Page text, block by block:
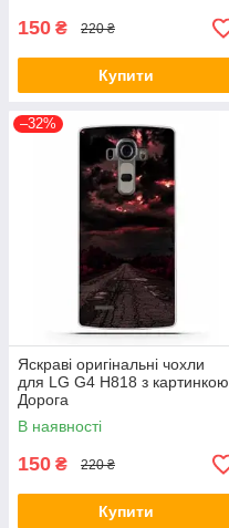
150 ₴ 220 ₴
Купити
–32%
Яскраві оригінальні чохли
для LG G4 H818 з картинкою
Дорога
В наявності
150 ₴ 220 ₴
Купити